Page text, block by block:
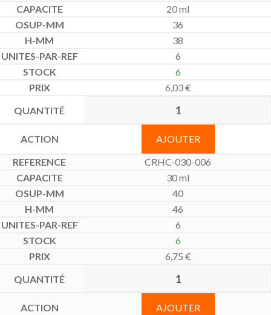
20 ml
36
38
6
6
6,03€
AJOUTER
CRHC-030-006
30 ml
40
46
6
6
6,75 €
AJOUTER